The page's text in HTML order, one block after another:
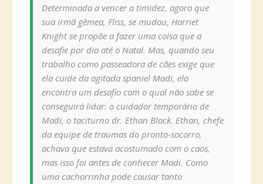
Determinada a vencer a timidez, agora que
sua irmã gêmea, Fliss, se mudou, Harriet
Knight se propõe a fazer uma coisa que a
desafie por dia até o Natal. Mas, quando seu
trabalho como passeadora de cães exige que
ela cuide da agitada spaniel Madi, ela
encontra um desafio com o qual não sabe se
conseguirá lidar: o cuidador temporário de
Madi, o taciturno dr. Ethan Black. Ethan, chefe
da equipe de traumas do pronto-socorro,
achava que estava acostumado com o caos,
mas isso foi antes de conhecer Madi. Como
uma cachorrinha pode causar tanto